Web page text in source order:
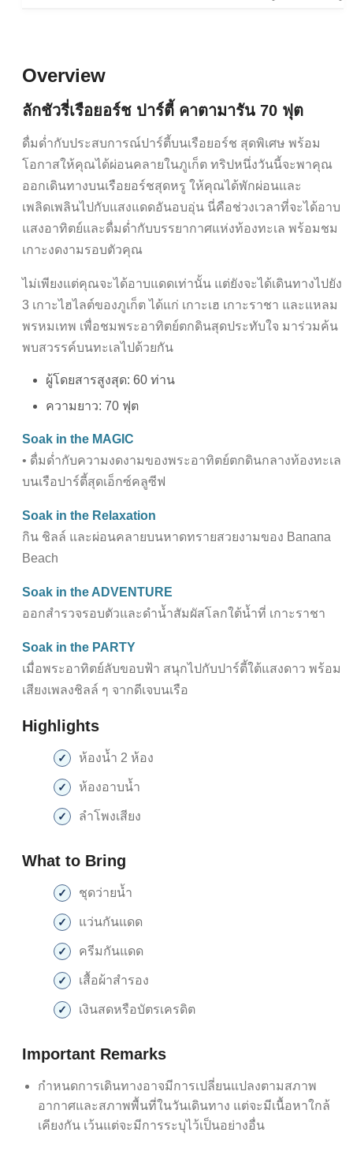
Overview
ลักชัวรี่เรือยอร์ช ปาร์ตี้ คาตามารัน 70 ฟุต
ดื่มด่ำกับประสบการณ์ปาร์ตี้บนเรือยอร์ช สุดพิเศษ พร้อม
โอกาสให้คุณได้ผ่อนคลายในภูเก็ต ทริปหนึ่งวันนี้จะพาคุณ
ออกเดินทางบนเรือยอร์ชสุดหรู ให้คุณได้พักผ่อนและ
เพลิดเพลินไปกับแสงแดดอันอบอุ่น นี่คือช่วงเวลาที่จะได้อาบ
แสงอาทิตย์และดื่มด่ำกับบรรยากาศแห่งท้องทะเล พร้อมชม
เกาะงดงามรอบตัวคุณ
ไม่เพียงแต่คุณจะได้อาบแดดเท่านั้น แต่ยังจะได้เดินทางไปยัง
3 เกาะไฮไลต์ของภูเก็ต ได้แก่ เกาะเฮ เกาะราชา และแหลม
พรหมเทพ เพื่อชมพระอาทิตย์ตกดินสุดประทับใจ มาร่วมค้น
พบสวรรค์บนทะเลไปด้วยกัน
ผู้โดยสารสูงสุด: 60 ท่าน
ความยาว: 70 ฟุต
Soak in the MAGIC
• ดื่มด่ำกับความงดงามของพระอาทิตย์ตกดินกลางท้องทะเล
บนเรือปาร์ตี้สุดเอ็กซ์คลูซีฟ
Soak in the Relaxation
กิน ชิลล์ และผ่อนคลายบนหาดทรายสวยงามของ Banana
Beach
Soak in the ADVENTURE
ออกสำรวจรอบตัวและดำน้ำสัมผัสโลกใต้น้ำที่ เกาะราชา
Soak in the PARTY
เมื่อพระอาทิตย์ลับขอบฟ้า สนุกไปกับปาร์ตี้ใต้แสงดาว พร้อม
เสียงเพลงชิลล์ ๆ จากดีเจบนเรือ
Highlights
ห้องน้ำ 2 ห้อง
ห้องอาบน้ำ
ลำโพงเสียง
What to Bring
ชุดว่ายน้ำ
แว่นกันแดด
ครีมกันแดด
เสื้อผ้าสำรอง
เงินสดหรือบัตรเครดิต
Important Remarks
กำหนดการเดินทางอาจมีการเปลี่ยนแปลงตามสภาพ
อากาศและสภาพพื้นที่ในวันเดินทาง แต่จะมีเนื้อหาใกล้
เคียงกัน เว้นแต่จะมีการระบุไว้เป็นอย่างอื่น